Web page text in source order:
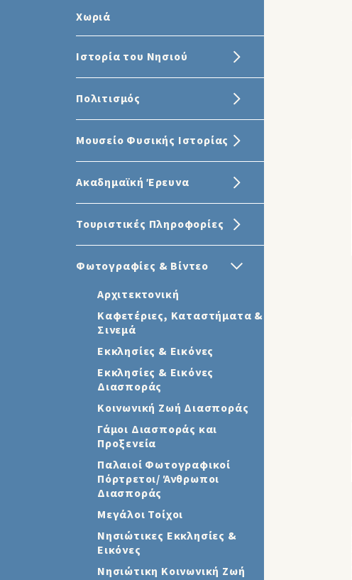
Χωριά
Ιστορία του Νησιού
Πολιτισμός
Μουσείο Φυσικής Ιστορίας
Ακαδημαϊκή Έρευνα
Τουριστικές Πληροφορίες
Φωτογραφίες & Βίντεο
Αρχιτεκτονική
Καφετέριες, Καταστήματα &
Σινεμά
Εκκλησίες & Εικόνες
Εκκλησίες & Εικόνες
Διασποράς
Κοινωνική Ζωή Διασποράς
Γάμοι Διασποράς και
Προξενεία
Παλαιοί Φωτογραφικοί
Πόρτρετοι/ Άνθρωποι
Διασποράς
Μεγάλοι Τοίχοι
Νησιώτικες Εκκλησίες &
Εικόνες
Νησιώτικη Κοινωνική Ζωή